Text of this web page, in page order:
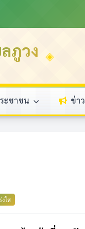
ภูวง
ะชาชน ข่า
ใส